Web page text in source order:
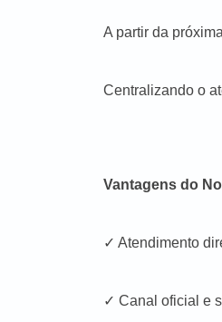
A partir da
Centralizando o
Vantagens do
✓ Atendimento
✓ Canal oficial e